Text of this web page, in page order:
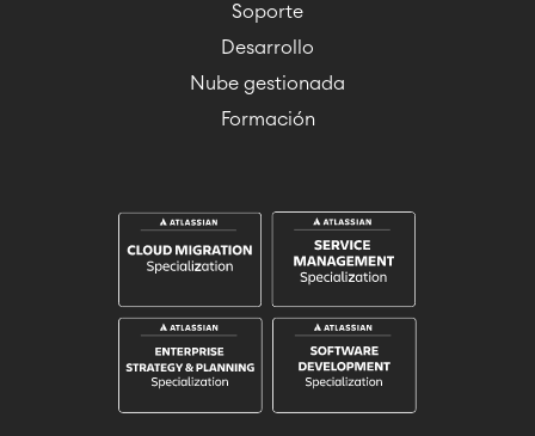
Soporte
Desarrollo
Nube gestionada
Formación